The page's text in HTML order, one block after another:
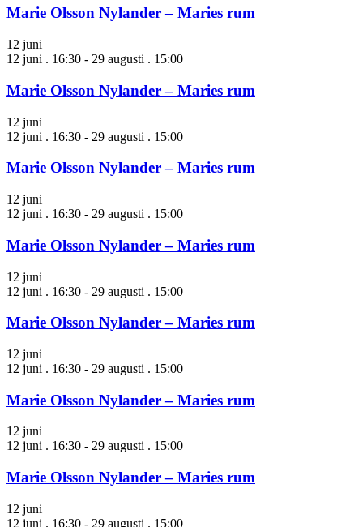
Marie Olsson Nylander – Maries rum
12 juni
12 juni . 16:30 - 29 augusti . 15:00
Marie Olsson Nylander – Maries rum
12 juni
12 juni . 16:30 - 29 augusti . 15:00
Marie Olsson Nylander – Maries rum
12 juni
12 juni . 16:30 - 29 augusti . 15:00
Marie Olsson Nylander – Maries rum
12 juni
12 juni . 16:30 - 29 augusti . 15:00
Marie Olsson Nylander – Maries rum
12 juni
12 juni . 16:30 - 29 augusti . 15:00
Marie Olsson Nylander – Maries rum
12 juni
12 juni . 16:30 - 29 augusti . 15:00
Marie Olsson Nylander – Maries rum
12 juni
12 juni . 16:30 - 29 augusti . 15:00